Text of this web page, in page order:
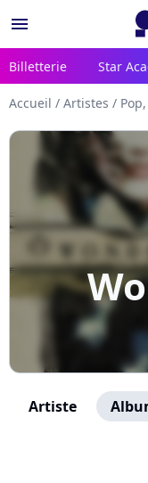
menu
Billetterie Star
Accueil / Artistes /
Artiste